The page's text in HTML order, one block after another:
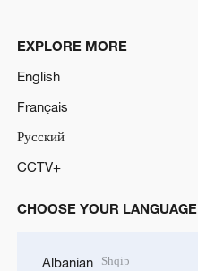
EXPLORE MORE
English
Français
Русский
CCTV+
CHOOSE YOUR LANGUAGE
Albanian Shqip